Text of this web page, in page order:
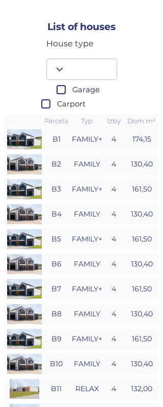
List of houses
House type
Garage
Carport
Parcela Typ Izby Dom m²
B1 FAMILY+ 4 174,15
B2 FAMILY 4 130,40
B3 FAMILY+ 4 161,50
B4 FAMILY 4 130,40
B5 FAMILY+ 4 161,50
B6 FAMILY 4 130,40
B7 FAMILY+ 4 161,50
B8 FAMILY 4 130,40
B9 FAMILY+ 4 161,50
B10 FAMILY 4 130,40
B11 RELAX 4 132,00